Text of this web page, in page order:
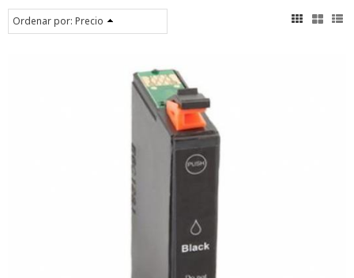
Ordenar por: Precio